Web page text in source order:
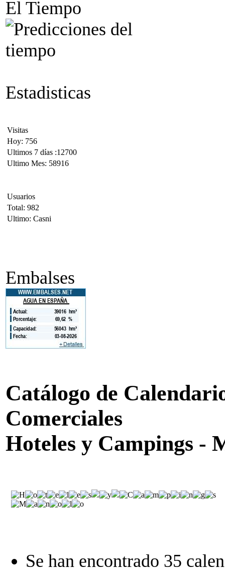
El Tiempo
Estadisticas
Visitas
Hoy: 756
Ultimos 7 días :12700
Ultimo Mes: 58916
Usuarios
Total: 982
Ultimo: Casni
Embalses
Catálogo de
Comerciales
Hoteles y Campings -
Se han encontrado 35